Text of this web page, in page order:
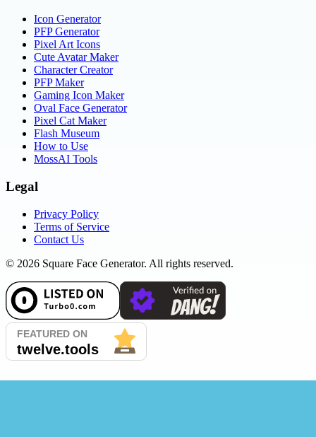
Icon Generator
PFP Generator
Pixel Art Icons
Cute Avatar Maker
Character Creator
PFP Maker
Gaming Icon Maker
Oval Face Generator
Pixel Cat Maker
Flash Museum
How to Use
MossAI Tools
Legal
Privacy Policy
Terms of Service
Contact Us
© 2026 Square Face Generator. All rights reserved.